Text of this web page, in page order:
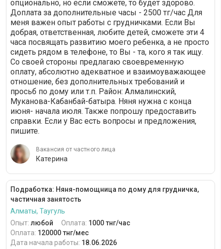
опционально, но если сможете, то будет здорово.
Доплата за дополнительные часы - 2500 тг/час Для
меня важен опыт работы с грудничками. Если Вы
добрая, ответственная, любите детей, сможете эти 4
часа посвящать развитию моего ребенка, а не просто
сидеть рядом в телефоне, то Вы - та, кого я так ищу.
Со своей стороны предлагаю своевременную
оплату, абсолютно адекватное и взаимоуважающее
отношение, без дополнительных требований и
просьб по дому или т.п. Район: Алмалинский,
Муканова-Кабанбай-батыра. Няня нужна с конца
июня- начала июля. Также попрошу предоставить
справки. Если у Вас есть вопросы и предложения,
пишите.
Вакансия от частного лица
Катерина
Подработка: Няня-помощница по дому для грудничка,
частичная занятость
Алматы, Таугуль
Опыт: любой Оплата: 1000 тнг/час
Оплата: 120000 тнг/мес
Дата начала работы: 18.06.2026